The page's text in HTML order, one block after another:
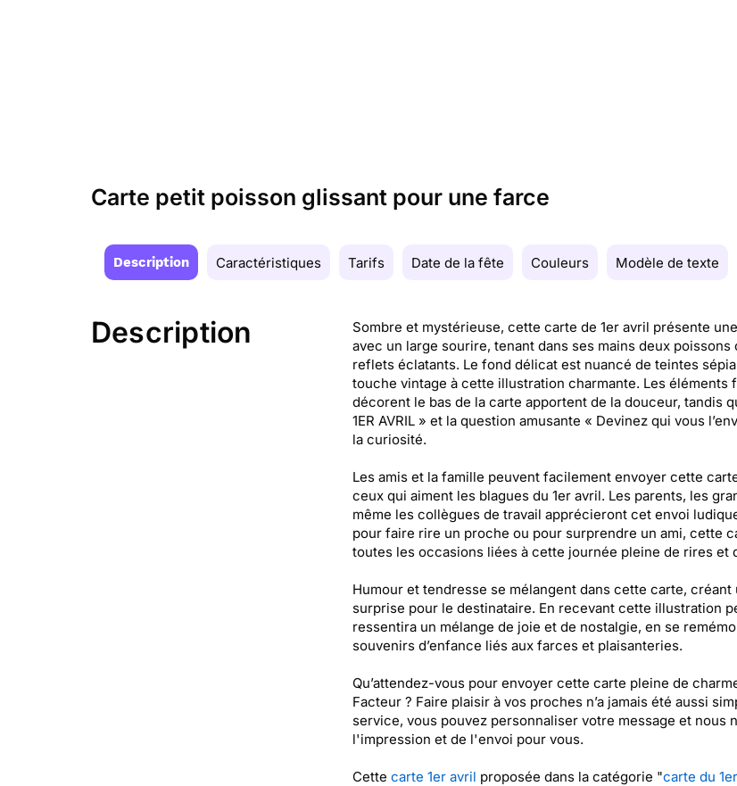
Carte petit poisson glissant pour une farce
Description Caractéristiques Tarifs Date de la fête Couleurs Modèle de texte
Description
Sombre et mystérieuse, cette carte de 1er avril présente
avec un large sourire, tenant dans ses mains deux poissons
reflets éclatants. Le fond délicat est nuancé de teintes
touche vintage à cette illustration charmante. Les éléments
décorent le bas de la carte apportent de la douceur, tandis
1ER AVRIL » et la question amusante « Devinez qui vous
la curiosité.
Les amis et la famille peuvent facilement envoyer cette
ceux qui aiment les blagues du 1er avril. Les parents, les
même les collègues de travail apprécieront cet envoi
pour faire rire un proche ou pour surprendre un ami, cette
toutes les occasions liées à cette journée pleine de rires et
Humour et tendresse se mélangent dans cette carte, créant
surprise pour le destinataire. En recevant cette illustration
ressentira un mélange de joie et de nostalgie, en se
souvenirs d’enfance liés aux farces et plaisanteries.
Qu’attendez-vous pour envoyer cette carte pleine de
Facteur ? Faire plaisir à vos proches n’a jamais été aussi
service, vous pouvez personnaliser votre message et nous
l'impression et de l'envoi pour vous.
Cette carte 1er avril proposée dans la catégorie "carte du